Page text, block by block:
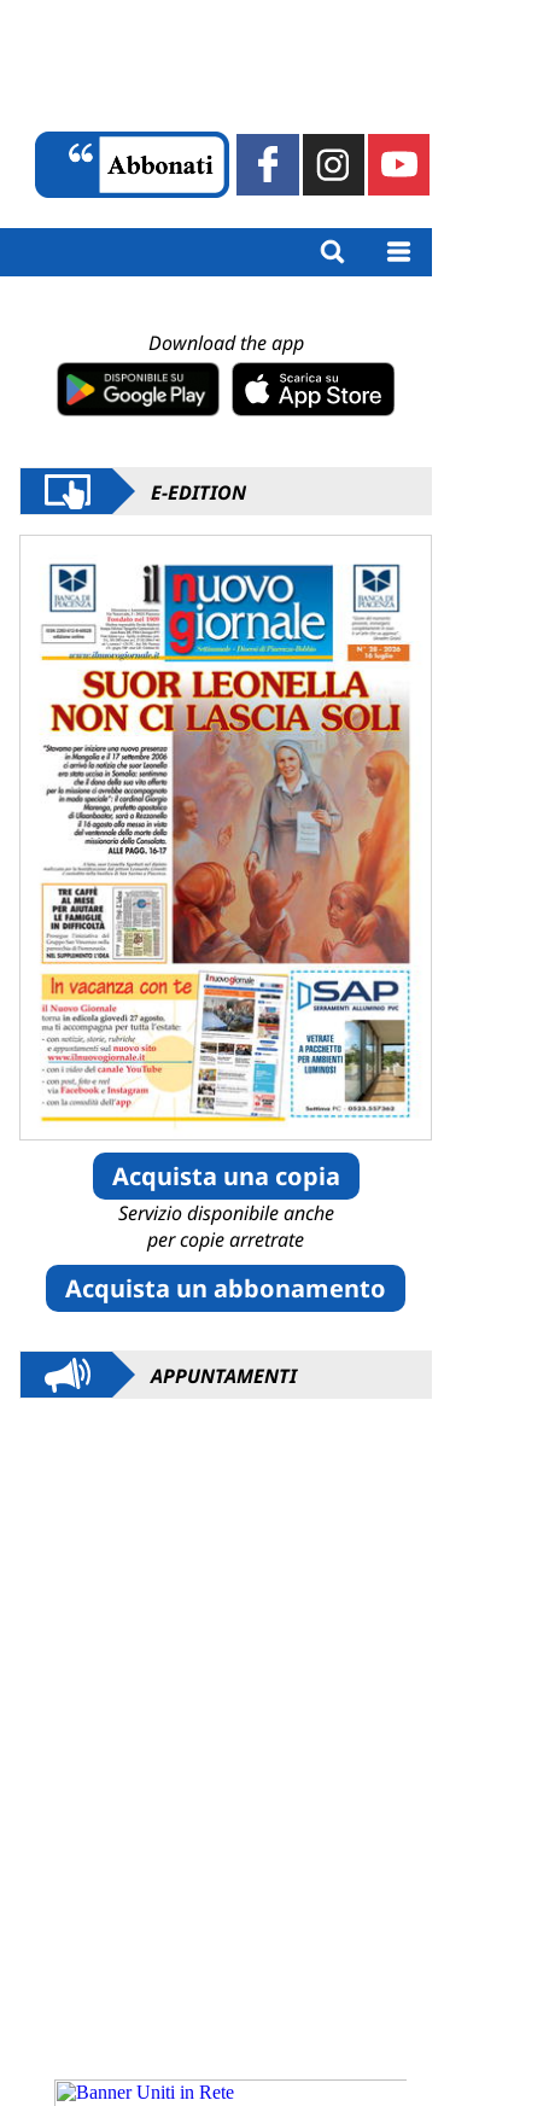
Download the app
E-EDITION
Acquista una copia
Servizio disponibile anche
per copie arretrate
Acquista un abbonamento
APPUNTAMENTI